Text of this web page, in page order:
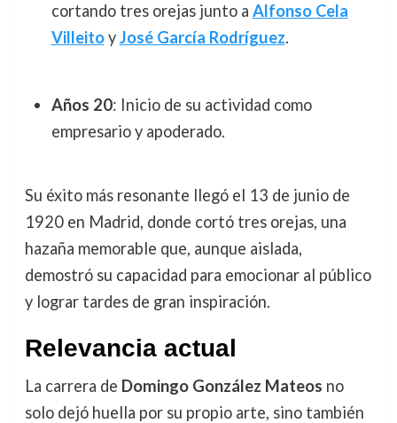
cortando tres orejas junto a Alfonso Cela
VilleitoyJosé García Rodríguez.
Años 20: Inicio de su actividad como
empresario y apoderado.
Su éxito más resonante llegó el 13 de junio de
1920 en Madrid, donde cortó tres orejas, una
hazaña memorable que, aunque aislada,
demostró su capacidad para emocionar al público
y lograr tardes de gran inspiración.
Relevancia actual
La carrera de Domingo González Mateos no
solo dejó huella por su propio arte, sino también